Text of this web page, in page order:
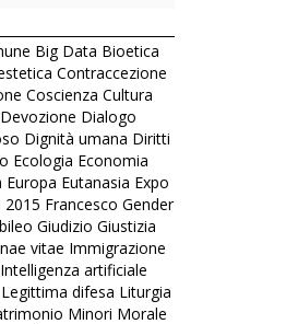
Big Data Bioetica
Contraccezione
Coscienza Cultura
Devozione Dialogo
Dignità umana Diritti
Ecologia Economia
Europa Eutanasia Expo
2015 Francesco Gender
Giudizio Giustizia
vitae Immigrazione
Intelligenza artificiale
Legittima difesa Liturgia
Minori Morale